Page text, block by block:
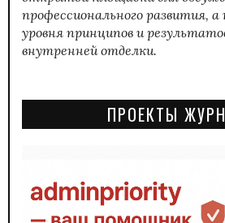
профессионального развития,
уровня принципов и
внутренней отделки.
ПРОЕКТЫ